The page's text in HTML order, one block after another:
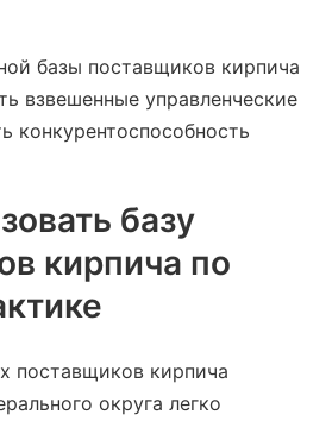
базы поставщиков кирпича
взвешенные управленческие
конкурентоспособность
базу
кирпича по
поставщиков кирпича
округа легко